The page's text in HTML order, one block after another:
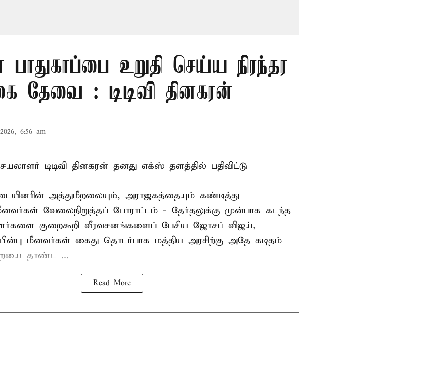
உறுதி செய்ய நிரந்தர
தேவை : டிடிவி தினகரன்
6:56 am
டிடிவி தினகரன் தனது எக்ஸ் தளத்தில் பதிவிட்டு
அத்துமீறலையும், அராஜகத்தையும் கண்டித்து
வேலைநிறுத்தப் போராட்டம் - தேர்தலுக்கு முன்பாக கடந்த
குறைகூறி வீரவசனங்களைப் பேசிய ஜோசப் விஜய்,
மீனவர்கள் கைது தொடர்பாக மத்திய அரசிற்கு அதே கடிதம்
தாண்ட ...
Read More